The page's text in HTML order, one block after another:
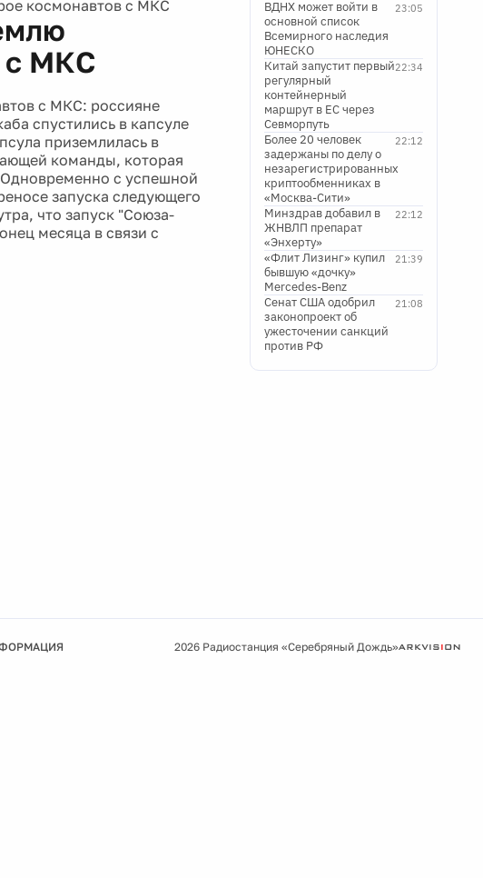
космонавтов с МКС
с МКС
с МКС: россияне
спустились в капсуле
приземлилась в
команды, которая
с успешной
запуска следующего
что запуск "Союза-
месяца в связи с
23:05
ВДНХ может войти в
основной список
Всемирного наследия
ЮНЕСКО
22:34
Китай запустит первый
регулярный
контейнерный
маршрут в ЕС через
Севморпуть
22:12
Более 20 человек
задержаны по делу о
незарегистрированных
криптообменниках в
«Москва-Сити»
22:12
Минздрав добавил в
ЖНВЛП препарат
«Энхерту»
21:39
«Флит Лизинг» купил
бывшую «дочку»
Mercedes-Benz
21:08
Сенат США одобрил
законопроект об
ужесточении санкций
против РФ
2026 Радиостанция «Серебряный Дождь»